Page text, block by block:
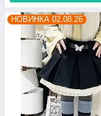
НОВИНКА 02.08.26